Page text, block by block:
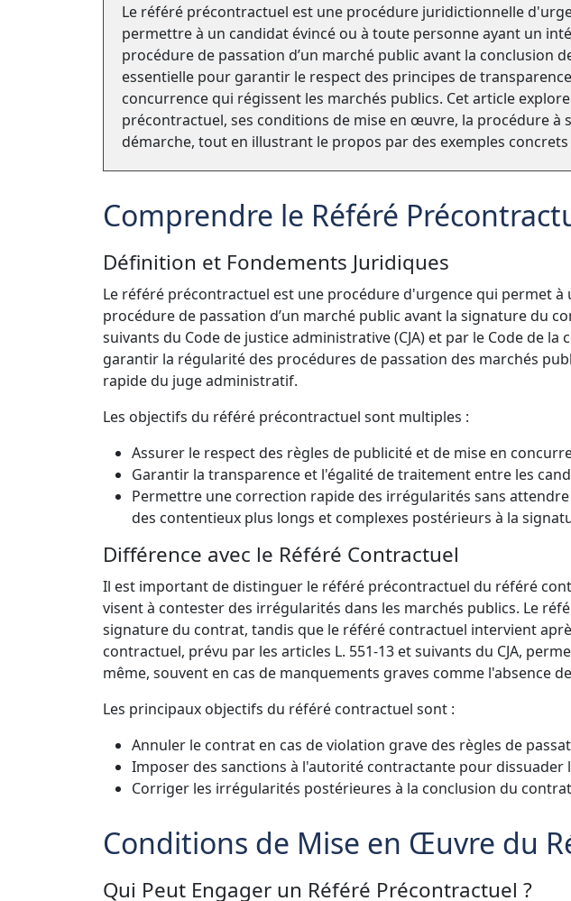
Le référé précontractuel est une procédure juridictionnelle
permettre à un candidat évincé ou à toute personne ayant un
procédure de passation d’un marché public avant la conclusion
essentielle pour garantir le respect des principes de
concurrence qui régissent les marchés publics. Cet article
précontractuel, ses conditions de mise en œuvre, la procédure à
démarche, tout en illustrant le propos par des exemples
Comprendre le Référé
Définition et Fondements Juridiques
Le référé précontractuel est une procédure d'urgence qui permet à
procédure de passation d’un marché public avant la signature du
suivants du Code de justice administrative (CJA) et par le Code de
garantir la régularité des procédures de passation des marchés
rapide du juge administratif.
Les objectifs du référé précontractuel sont multiples :
Assurer le respect des règles de publicité et de mise en
Garantir la transparence et l'égalité de traitement entre les
Permettre une correction rapide des irrégularités sans
des contentieux plus longs et complexes postérieurs à la
Différence avec le Référé Contractuel
Il est important de distinguer le référé précontractuel du référé
visent à contester des irrégularités dans les marchés publics. Le
signature du contrat, tandis que le référé contractuel intervient
contractuel, prévu par les articles L. 551-13 et suivants du CJA,
même, souvent en cas de manquements graves comme l'absence
Les principaux objectifs du référé contractuel sont :
Annuler le contrat en cas de violation grave des règles de
Imposer des sanctions à l'autorité contractante pour dissuader
Corriger les irrégularités postérieures à la conclusion du
Conditions de Mise en Œuvre du
Qui Peut Engager un Référé Précontractuel ?